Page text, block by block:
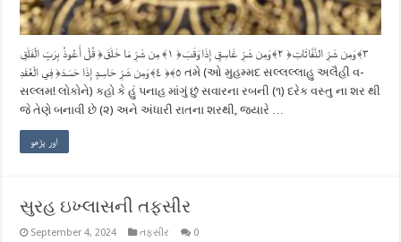
قُلْ أَعُوذُ بِرَبِّ الْفَلَقِ ‎﴿١﴾‏ مِن شَرِّ مَا خَلَقَ ‎﴿٢﴾‏ وَمِن شَرِّ غَاسِقٍ إِذَا وَقَبَ ‎﴿٣﴾‏ وَمِن شَرِّ النَّفَّاثَاتِ
فِي الْعُقَدِ ‎﴿٤﴾‏ وَمِن شَرِّ حَاسِدٍ إِذَا حَسَدَ ‎﴿٥﴾‏ તમે (ઓ મુહમ્મદ સલ્લલ્લાહુ અલૈહી વ-
સલ્લમ! લોકોને) કહો કે હું પનાહ માંગું છું સવારના રબની (૧) દરેક વસ્તુ ના શર થી
જે તેણે બનાવી છે (૨) અને અંધારી રાતના શરથી, જ્યારે …
اور پڑھو
સુરહ ઇખ્લાસની તફસીર
September 4, 2024 તફસીર 0